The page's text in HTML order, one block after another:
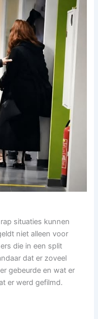
situaties kunnen
niet alleen voor
die in een split
dat er zoveel
gebeurde en wat er
er werd gefilmd.